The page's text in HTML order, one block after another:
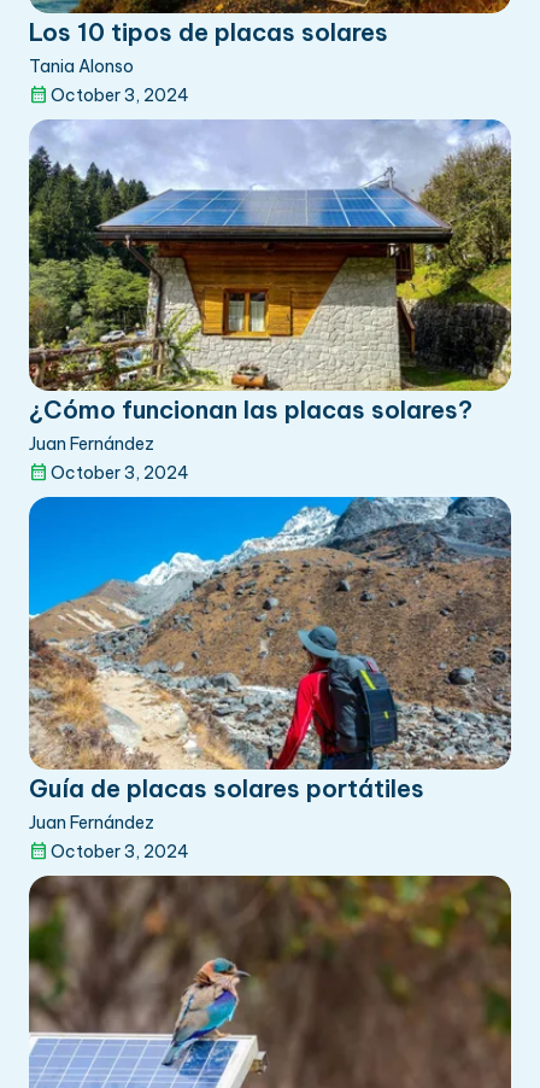
Los 10 tipos de placas solares
Tania Alonso
October 3, 2024
¿Cómo funcionan las placas solares?
Juan Fernández
October 3, 2024
Guía de placas solares portátiles
Juan Fernández
October 3, 2024